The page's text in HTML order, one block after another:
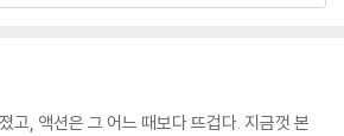
고, 액션은 그 어느 때보다 뜨겁다. 지금껏 본